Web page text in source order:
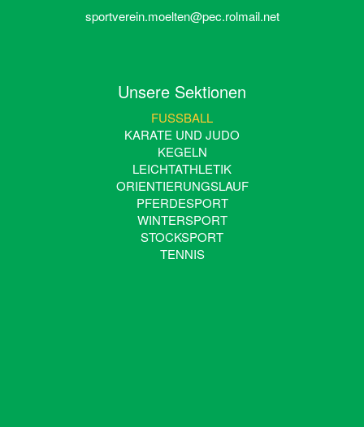
sportverein.moelten@pec.rolmail.net
Unsere Sektionen
FUSSBALL
KARATE UND JUDO
KEGELN
LEICHTATHLETIK
ORIENTIERUNGSLAUF
PFERDESPORT
WINTERSPORT
STOCKSPORT
TENNIS